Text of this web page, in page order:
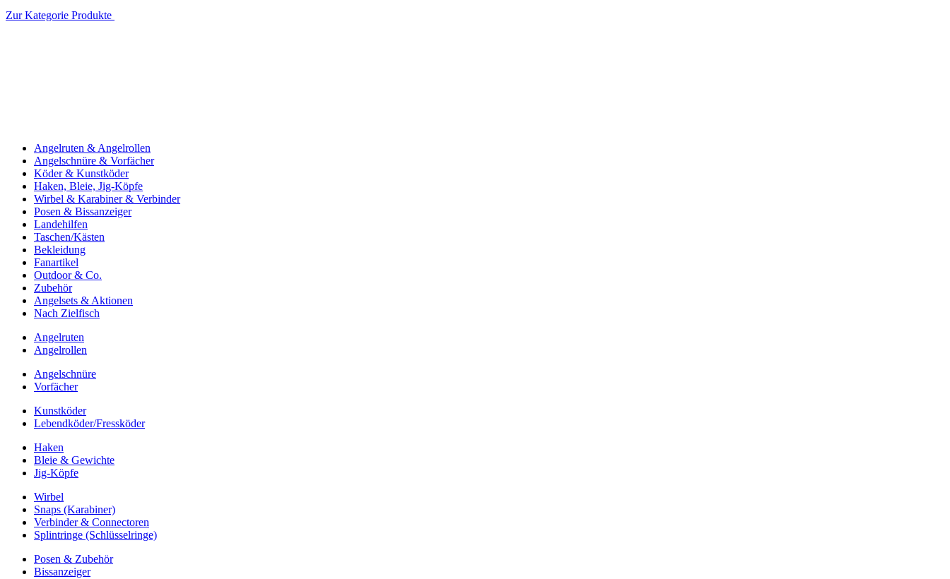
Zur Kategorie Produkte
Angelruten & Angelrollen
Angelschnüre & Vorfächer
Köder & Kunstköder
Haken, Bleie, Jig-Köpfe
Wirbel & Karabiner & Verbinder
Posen & Bissanzeiger
Landehilfen
Taschen/Kästen
Bekleidung
Fanartikel
Outdoor & Co.
Zubehör
Angelsets & Aktionen
Nach Zielfisch
Angelruten
Angelrollen
Angelschnüre
Vorfächer
Kunstköder
Lebendköder/Fressköder
Haken
Bleie & Gewichte
Jig-Köpfe
Wirbel
Snaps (Karabiner)
Verbinder & Connectoren
Splintringe (Schlüsselringe)
Posen & Zubehör
Bissanzeiger